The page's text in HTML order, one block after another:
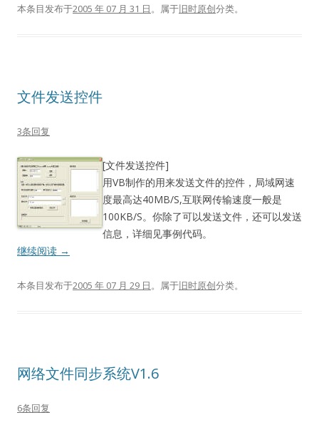
本条目发布于2005 年 07 月 31 日。属于旧时原创分类。
文件发送控件
3条回复
[文件发送控件]
用VB制作的用来发送文件的控件，局域网速
度最高达40MB/S,互联网传输速度一般是
100KB/S。你除了可以发送文件，还可以发送
信息，详细见事例代码。
继续阅读 →
本条目发布于2005 年 07 月 29 日。属于旧时原创分类。
网络文件同步系统V1.6
6条回复